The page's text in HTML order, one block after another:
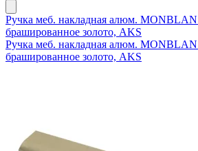
Ручка меб. накладная алюм.
брашированное золото, AKS
Ручка меб. накладная алюм.
брашированное золото, AKS